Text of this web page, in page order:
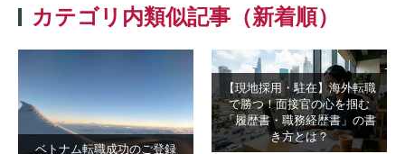
カテゴリ内類似記事（新着順）
ベトナム転職成功のご登録
【現地採用・駐在】海外転職
で勝つ！面接官の心を掴む
「履歴書・職務経歴書」の書
き方とは？